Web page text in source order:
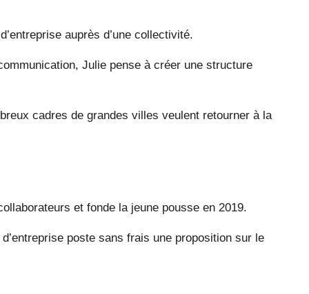
auprès d’une collectivité.
Julie pense à créer une structure
cadres de grandes villes veulent retourner à la
et fonde la jeune pousse en 2019.
poste sans frais une proposition sur le